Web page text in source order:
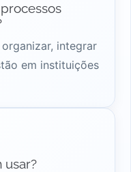
integrar
em instituições
usar?